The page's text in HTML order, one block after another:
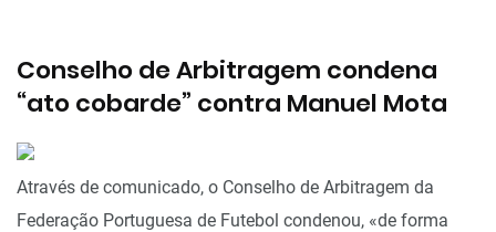
Conselho de Arbitragem condena
“ato cobarde” contra Manuel Mota
Através de comunicado, o Conselho de Arbitragem da
Federação Portuguesa de Futebol condenou, «de forma